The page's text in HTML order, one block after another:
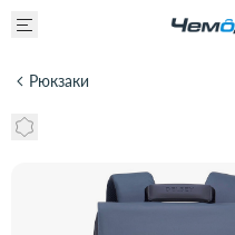
Рюкзаки